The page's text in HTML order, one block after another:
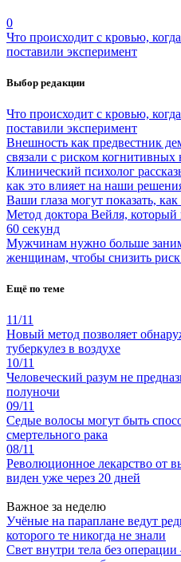
0
Что происходит с кровью,
поставили эксперимент
Выбор редакции
Что происходит с кровью,
поставили эксперимент
Внешность как предвестник
связали с риском
Клинический психолог
как это влияет на наши
Ваши глаза могут показать,
Метод доктора Вейля, который
60 секунд
Мужчинам нужно больше
женщинам, чтобы снизить
Ещё по теме
11/11
Новый метод позволяет
туберкулез в воздухе
10/11
Человеческий разум не
полуночи
09/11
Седые волосы могут быть
смертельного рака
08/11
Революционное лекарство от
виден уже через 20 дней
Важное за неделю
Учёные на параплане ведут
которого те никогда не знали
Свет внутри тела без